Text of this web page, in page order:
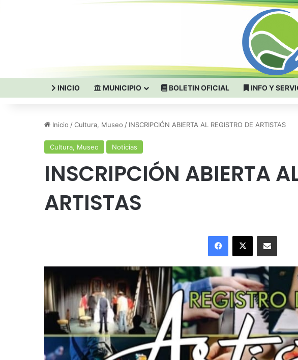
INICIO MUNICIPIO BOLETIN OFICIAL INFO Y
Inicio /Cultura, Museo / INSCRIPCIÓN ABIERTA AL REGISTRO DE ARTISTAS
Cultura, Museo Noticias
INSCRIPCIÓN ABIERTA
ARTISTAS
Facebook
X Compartir por